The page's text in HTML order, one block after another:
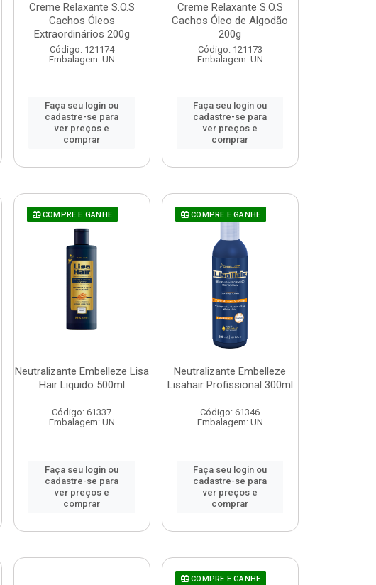
Creme Relaxante S.O.S
Cachos Óleos
Extraordinários 200g
Código: 121174
Embalagem: UN
Faça seu login ou
cadastre-se para
ver preços e
comprar
Creme Relaxante S.O.S
Cachos Óleo de Algodão
200g
Código: 121173
Embalagem: UN
Faça seu login ou
cadastre-se para
ver preços e
comprar
COMPRE E GANHE
Neutralizante Embelleze Lisa
Hair Liquido 500ml
Código: 61337
Embalagem: UN
Faça seu login ou
cadastre-se para
ver preços e
comprar
COMPRE E GANHE
Neutralizante Embelleze
Lisahair Profissional 300ml
Código: 61346
Embalagem: UN
Faça seu login ou
cadastre-se para
ver preços e
comprar
COMPRE E GANHE